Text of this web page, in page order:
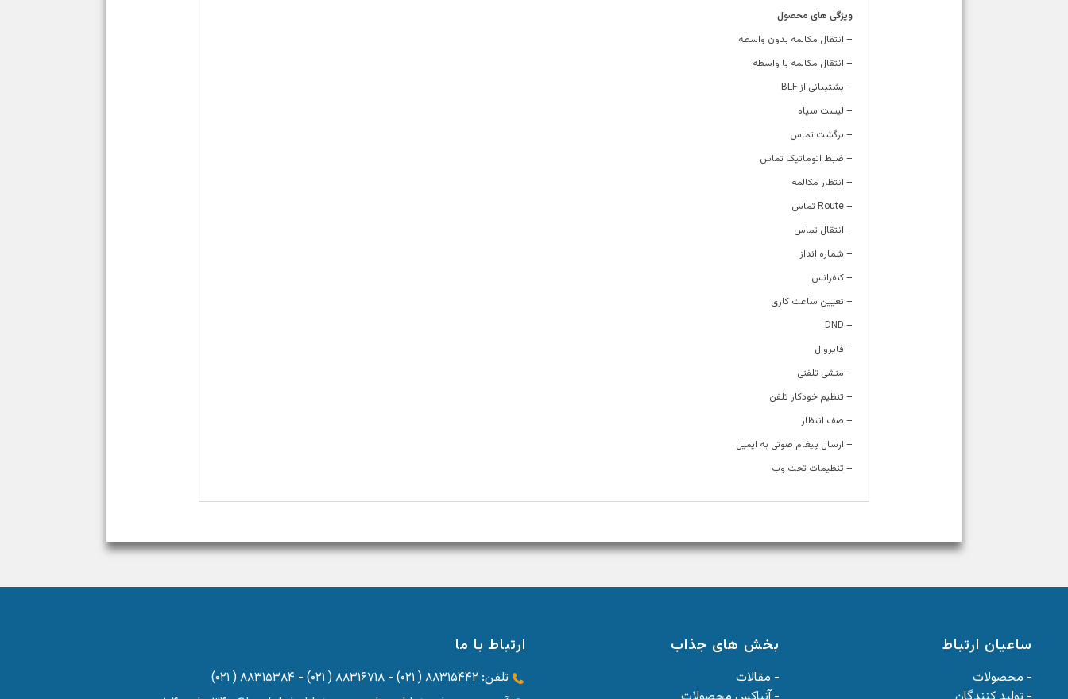
ویژگی های محصول
– انتقال مکالمه بدون واسطه
– انتقال مکالمه با واسطه
– پشتیبانی از
– لیست سیاه
– برگشت تماس
– ضبط اتوماتیک تماس
– انتظار مکالمه
– Route
تماس
– انتقال تماس
– شماره انداز
– کنفرانس
– تعیین ساعت کاری
– DND
– فایروال
– منشی تلفنی
– تنظیم خودکار تلفن
– صف انتظار
– ارسال پیغام صوتی به ایمیل
– تنظیمات تحت وب
ساعیان ارتباط
- محصولات
بخش های جذاب
- مقالات
ارتباط با ما
تلفن: ۸۸۳۱۵۴۴۲ ( ۰۲۱) - ۸۸۳۱۶۷۱۸ ( ۰۲۱) - ۸۸۳۱۵۳۸۴ ( ۰۲۱)